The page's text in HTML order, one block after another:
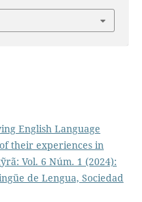
English Language
their experiences in
Vol. 6 Núm. 1 (2024):
de Lengua, Sociedad